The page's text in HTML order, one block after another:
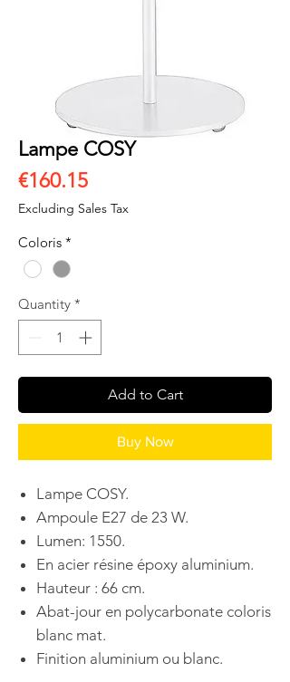
Lampe COSY
€160.15Price
Excluding Sales Tax
Coloris *
Quantity *
Add to Cart
Buy Now
Lampe COSY.
Ampoule E27 de 23 W.
Lumen: 1550.
En acier résine époxy aluminium.
Hauteur : 66 cm.
Abat-jour en polycarbonate coloris
blanc mat.
Finition aluminium ou blanc.